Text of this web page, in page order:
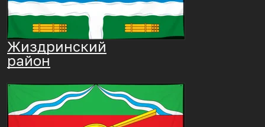
Жиздринский
район